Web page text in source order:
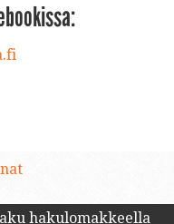
hakulomakkeella